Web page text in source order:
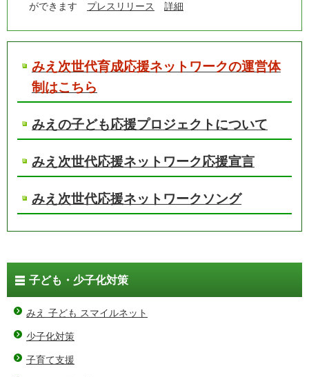
ができます プレスリリース 詳細
みえ次世代育成応援ネットワークの運営体
制はこちら
みえの子ども応援プロジェクトについて
みえ次世代応援ネットワーク応援宣言
みえ次世代応援ネットワークソング
子ども・少子化対策
みえ 子ども スマイルネット
少子化対策
子育て支援